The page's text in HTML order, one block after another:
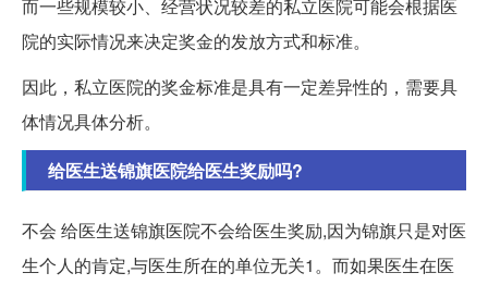
而一些规模较小、经营状况较差的私立医院可能会根据医
院的实际情况来决定奖金的发放方式和标准。
因此，私立医院的奖金标准是具有一定差异性的，需要具
体情况具体分析。
给医生送锦旗医院给医生奖励吗?
不会 给医生送锦旗医院不会给医生奖励,因为锦旗只是对医
生个人的肯定,与医生所在的单位无关1。而如果医生在医